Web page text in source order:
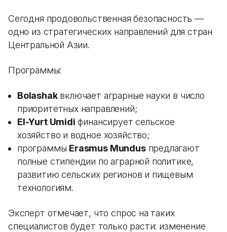
Сегодня продовольственная безопасность —
одно из стратегических направлений для стран
Центральной Азии.
Программы:
Bolashakвключает аграрные науки в число
приоритетных направлений;
El-Yurt Umidi финансирует сельское
хозяйство и водное хозяйство;
программы Erasmus Mundusпредлагают
полные стипендии по аграрной политике,
развитию сельских регионов и пищевым
технологиям.
Эксперт отмечает, что спрос на таких
специалистов будет только расти: изменение